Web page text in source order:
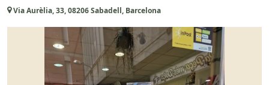
Via Aurèlia, 33, 08206 Sabadell, Barcelona